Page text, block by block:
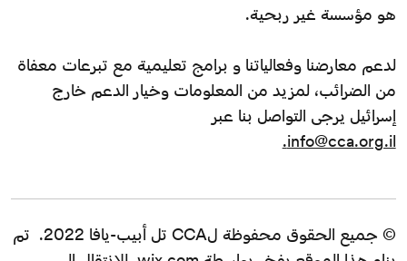
© جميع الحقوق محفوظة لCCA تل أبيب-يافا 2022. تم
هو مؤسسة غير ربحية.
لدعم معارضنا وفعالياتنا و برامج تعليمية مع تبرعات معفاة
من الضرائب، لمزيد من المعلومات وخيار الدعم خارج
إسرائيل يرجى التواصل بنا عبر
info@cca.org.il.